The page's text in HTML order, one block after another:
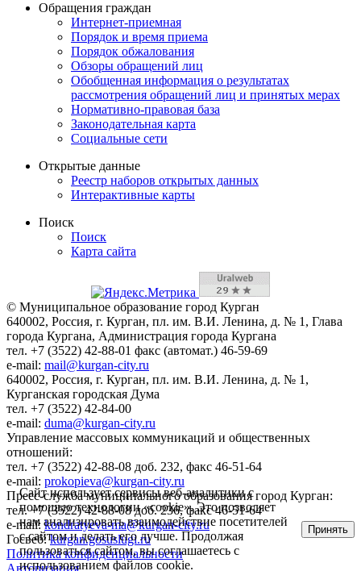
Обращения граждан
Интернет-приемная
Порядок и время приема
Порядок обжалования
Обзоры обращений лиц
Обобщенная информация о результатах
рассмотрения обращений лиц и принятых мерах
Нормативно-правовая база
Законодательная карта
Социальные сети
Открытые данные
Реестр наборов открытых данных
Интерактивные карты
Поиск
Поиск
Карта сайта
© Муниципальное образование город Курган
640002, Россия, г. Курган, пл. им. В.И. Ленина, д. № 1, Глава
города Кургана, Администрация города Кургана
тел. +7 (3522) 42-88-01 факс (автомат.) 46-59-69
e-mail: mail@kurgan-city.ru
640002, Россия, г. Курган, пл. им. В.И. Ленина, д. № 1,
Курганская городская Дума
тел. +7 (3522) 42-84-00
e-mail: duma@kurgan-city.ru
Управление массовых коммуникаций и общественных
отношений:
тел. +7 (3522) 42-88-08 доб. 232, факс 46-51-64
e-mail: prokopieva@kurgan-city.ru
Пресс-служба муниципального образования город Курган:
тел. +7 (3522) 42-88-08 доб. 236, факс 46-51-64
e-mail:kondratyeva-ma@kurgan-city.ru
Госвеб:kurgan.gosuslugi.ru
Политика конфиденциальности
Сайт использует сервисы веб-аналитики с
помощью технологии «cookie». Это позволяет
нам анализировать взаимодействие посетителей
с сайтом и делать его лучше. Продолжая
пользоваться сайтом, вы соглашаетесь с
использованием файлов cookie.
Принять